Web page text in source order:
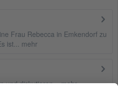
Frau Rebecca in Emkendorf zu
ist... mehr
und diskutieren...mehr